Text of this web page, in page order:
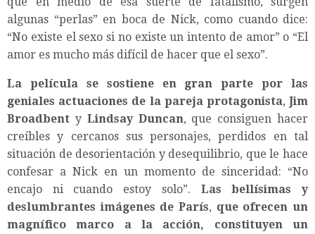
algunas “perlas” en boca de Nick, como cuando dice:
“No existe el sexo si no existe un intento de amor” o “El
amor es mucho más difícil de hacer que el sexo”.
La película se sostiene en gran parte por las
geniales actuaciones de la pareja protagonista,Jim
Broadbent y Lindsay Duncan, que consiguen hacer
creíbles y cercanos sus personajes, perdidos en tal
situación de desorientación y desequilibrio, que le hace
confesar a Nick en un momento de sinceridad: “No
encajo ni cuando estoy solo”. Las bellísimas y
deslumbrantes imágenes de París, que ofrecen un
magnífico marco a la acción, constituyen un